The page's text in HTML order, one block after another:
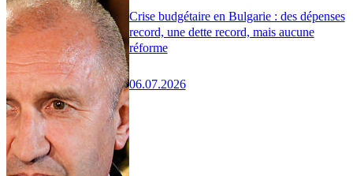
Crise budgétaire en Bulgarie : des dépenses
record, une dette record, mais aucune
réforme
06.07.2026